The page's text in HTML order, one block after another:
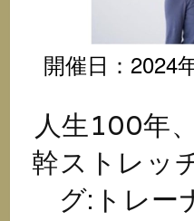
開催日：2024
人生100年
幹ストレッ
グ:トレー